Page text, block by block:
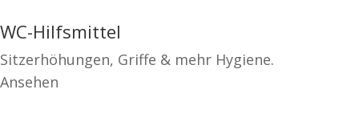
WC-Hilfsmittel
Sitzerhöhungen, Griffe & mehr Hygiene.
Ansehen